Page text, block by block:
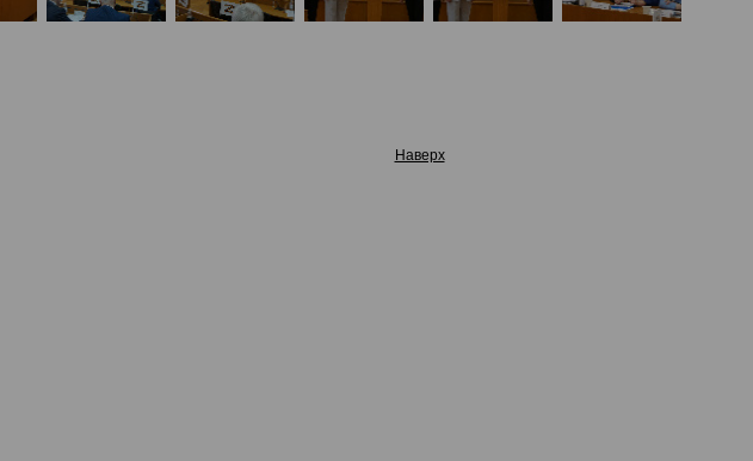
Наверх